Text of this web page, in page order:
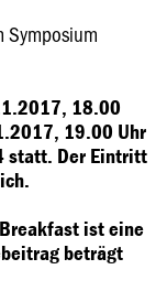
Symposium
18.00
19.00 Uhr
statt. Der Eintritt
ist eine
beträgt